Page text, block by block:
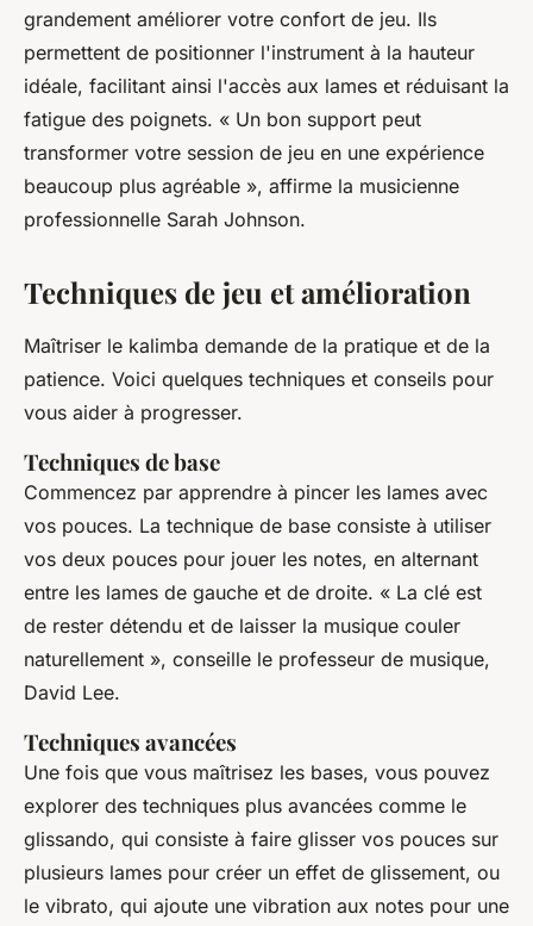
grandement améliorer votre confort de jeu. Ils
permettent de positionner l'instrument à la hauteur
idéale, facilitant ainsi l'accès aux lames et réduisant la
fatigue des poignets. « Un bon support peut
transformer votre session de jeu en une expérience
beaucoup plus agréable », affirme la musicienne
professionnelle Sarah Johnson.
Techniques de jeu et amélioration
Maîtriser le kalimba demande de la pratique et de la
patience. Voici quelques techniques et conseils pour
vous aider à progresser.
Techniques de base
Commencez par apprendre à pincer les lames avec
vos pouces. La technique de base consiste à utiliser
vos deux pouces pour jouer les notes, en alternant
entre les lames de gauche et de droite. « La clé est
de rester détendu et de laisser la musique couler
naturellement », conseille le professeur de musique,
David Lee.
Techniques avancées
Une fois que vous maîtrisez les bases, vous pouvez
explorer des techniques plus avancées comme le
glissando, qui consiste à faire glisser vos pouces sur
plusieurs lames pour créer un effet de glissement, ou
le vibrato, qui ajoute une vibration aux notes pour une